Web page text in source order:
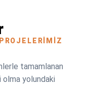
tamamlanan
yolundaki